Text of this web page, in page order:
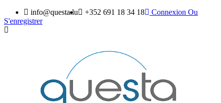
info@questa.lu +352 691 18 34 18 Connexion Ou
S'enregistrer